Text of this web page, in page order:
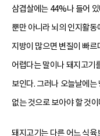
삼겹살에는 44%나 들어
뿐만 아니라 뇌의 인지활동
지방이 많으면 변질이 빠
어렵다는 말이나 돼지고기
보인다. 그러나 오늘날에
없는 것으로 보아야 할 것이
돼지고기는 다른 어느 식